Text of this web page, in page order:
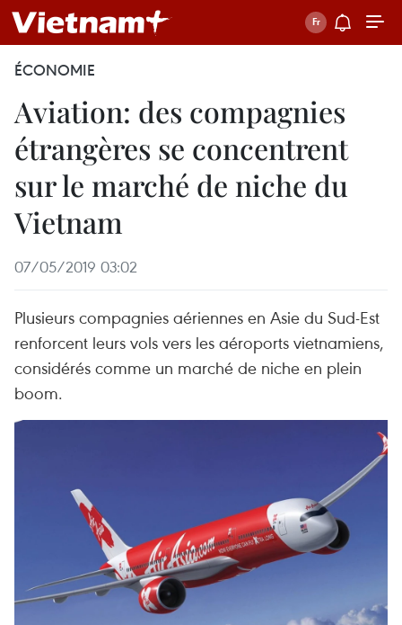
ÉCONOMIE
Aviation: des compagnies
étrangères se concentrent
sur le marché de niche du
Vietnam
07/05/2019 03:02
Plusieurs compagnies aériennes en Asie du Sud-Est
renforcent leurs vols vers les aéroports vietnamiens,
considérés comme un marché de niche en plein
boom.